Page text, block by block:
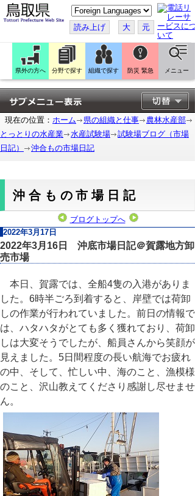
こ
の
ペ
ー
ジ
翻
訳
す
る
読み上げ 大 元
県外の方へ 分野で探す 組織で探す 防災 緊急 メニュー
現在の位置： ホーム 県の組織と仕事
農林水産部
とっとりの水産業
水産試験場
試験場ブログ（市場
日記）
沖合もの市場日記
沖合もの市場日記
ブログトップへ
2022年3月17日
2022年3月16日 沖底市場日記＠賀露地方卸
売市場
本日、賀露では、全船4隻の入港がありま
した。 6時半ごろ到着すると、岸壁では荷卸
しの作業が行われていました。前日の情報で
は、ハタハタがとても多く獲れており、荷卸
しは大変そうでしたが、船員さんから笑顔が
見えました。 5日間程度の長い航海でお疲れ
の中、そして、忙しい中、海のこと、漁模様
のこと、沢山教えてくださり感謝し尽せませ
ん。